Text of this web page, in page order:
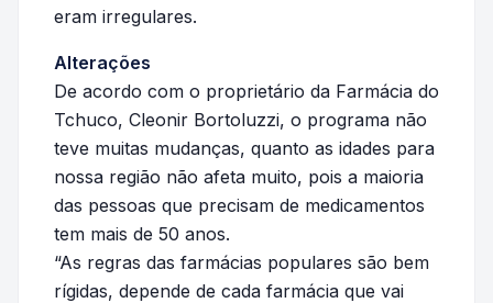
eram irregulares.
Alterações
De acordo com o proprietário da Farmácia do
Tchuco, Cleonir Bortoluzzi, o programa não
teve muitas mudanças, quanto as idades para
nossa região não afeta muito, pois a maioria
das pessoas que precisam de medicamentos
tem mais de 50 anos.
“As regras das farmácias populares são bem
rígidas, depende de cada farmácia que vai